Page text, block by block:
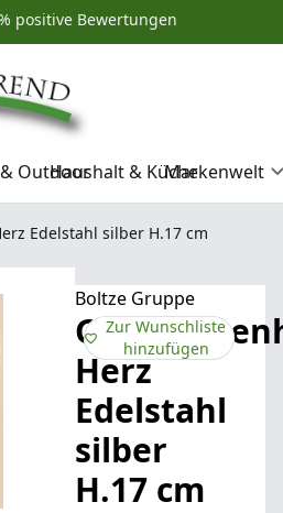
positive Bewertungen
Outdoor
Haushalt & KücheMarkenwelt
Edelstahl silber H.17 cm
Boltze Gruppe
Herz
Edelstahl
silber
H.17 cm
Zur Wunschliste
hinzufügen